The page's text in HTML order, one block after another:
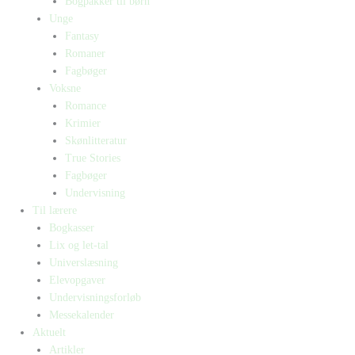
Unge
Fantasy
Romaner
Fagbøger
Voksne
Romance
Krimier
Skønlitteratur
True Stories
Fagbøger
Undervisning
Til lærere
Bogkasser
Lix og let-tal
Universlæsning
Elevopgaver
Undervisningsforløb
Messekalender
Aktuelt
Artikler